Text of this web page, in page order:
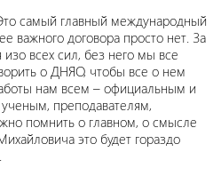
самый главный международный
важного договора просто нет. За
всех сил, без него мы все
о ДНЯО, чтобы все о нем
нам всем – официальным и
преподавателям,
помнить о главном, о смысле
это будет гораздо